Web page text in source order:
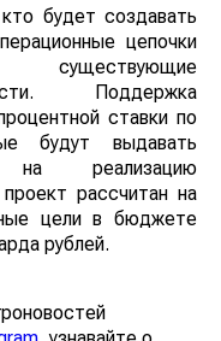
будет создавать
цепочки
Поддержка
ставки по
будут выдавать
на реализацию
рассчитан на
цели в бюджете